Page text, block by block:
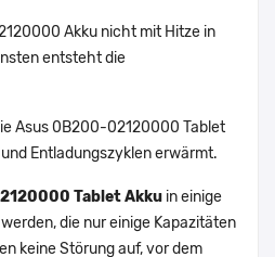
Akku nicht mit Hitze in
entsteht die
Asus 0B200-02120000 Tablet
Entladungszyklen erwärmt.
Tablet Akku in einige
die nur einige Kapazitäten
keine Störung auf, vor dem